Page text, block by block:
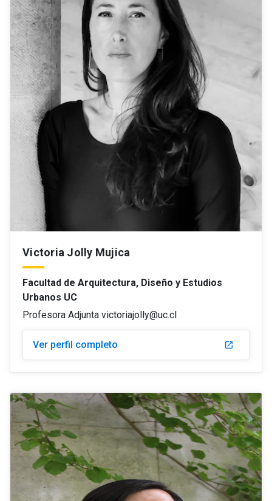
Victoria Jolly Mujica
Facultad de Arquitectura, Diseño y Estudios
Urbanos UC
Profesora Adjunta victoriajolly@uc.cl
Ver perfil completo